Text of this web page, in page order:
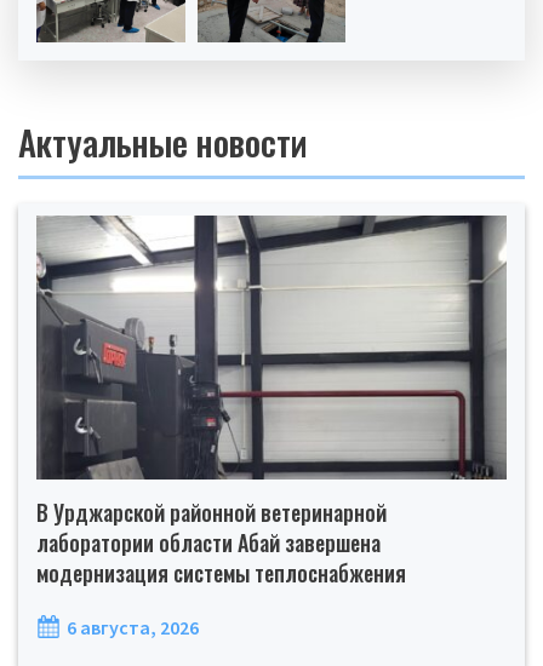
Актуальные новости
В Урджарской районной ветеринарной
лаборатории области Абай завершена
модернизация системы теплоснабжения
6 августа, 2026